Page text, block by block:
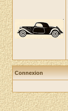
Connexion